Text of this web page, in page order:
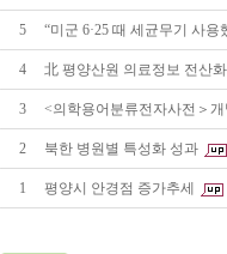
5 “미군 6·25 때 세균무기 사용
4 北 평양산원 의료정보 전산화
3 <의학용어분류전자사전＞
2 북한 병원별 특성화 성과
1 평양시 안경점 증가추세